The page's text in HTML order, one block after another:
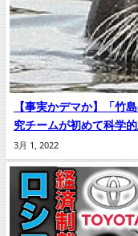
【事実かデマか】「竹
究チームが初めて科学
3月 1, 2022